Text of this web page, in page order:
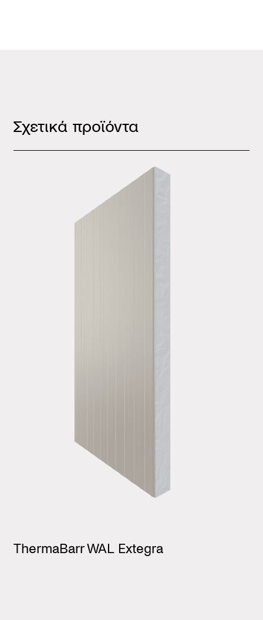
Σχετικά προϊόντα
ThermaBarr WAL Extegra